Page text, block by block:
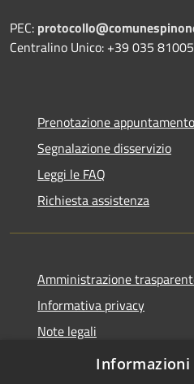
PEC:
Centralino Unico: +39 035
Prenotazione appuntamento
Segnalazione disservizio
Leggi le FAQ
Richiesta assistenza
Amministrazione
Informativa privacy
Note legali
Dichiarazione di accessibilità
Informazioni